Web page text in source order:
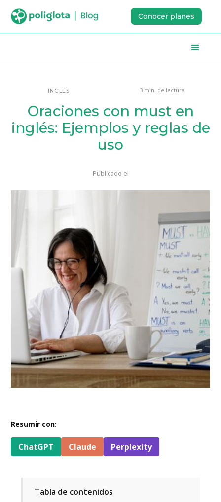
Conocer planes
INGLÉS 3 min. de lectura
Oraciones con must en
inglés: Ejemplos y reglas de
uso
Publicado el
Resumir con:
ChatGPT Claude Perplexity
Tabla de contenidos